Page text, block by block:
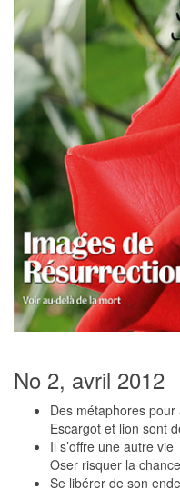
No 2, avril 2012
Des métaphores
Escargot et lion sont
Il s’offre une autre vie
Oser risquer la
Se libérer de son